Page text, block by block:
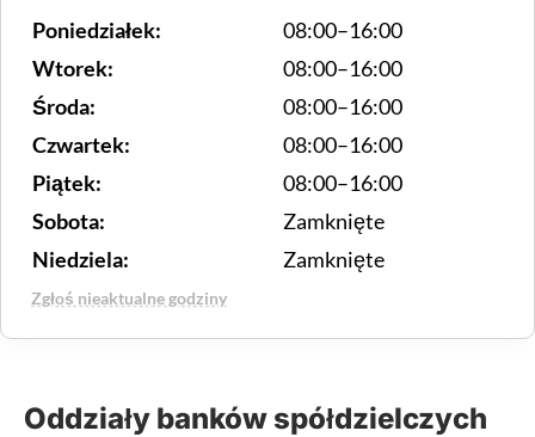
Poniedziałek:
08:00–16:00
Wtorek:
08:00–16:00
Środa:
08:00–16:00
Czwartek:
08:00–16:00
Piątek:
08:00–16:00
Sobota:
Zamknięte
Niedziela:
Zamknięte
Zgłoś nieaktualne godziny
Oddziały banków spółdzielczych